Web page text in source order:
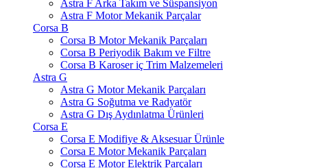
Astra F Arka Takım ve Süspansiyon
Astra F Motor Mekanik Parçalar
Corsa B
Corsa B Motor Mekanik Parçaları
Corsa B Periyodik Bakım ve Filtre
Corsa B Karoser iç Trim Malzemeleri
Astra G
Astra G Motor Mekanik Parçaları
Astra G Soğutma ve Radyatör
Astra G Dış Aydınlatma Ürünleri
Corsa E
Corsa E Modifiye & Aksesuar Ürünle
Corsa E Motor Mekanik Parçaları
Corsa E Motor Elektrik Parçaları